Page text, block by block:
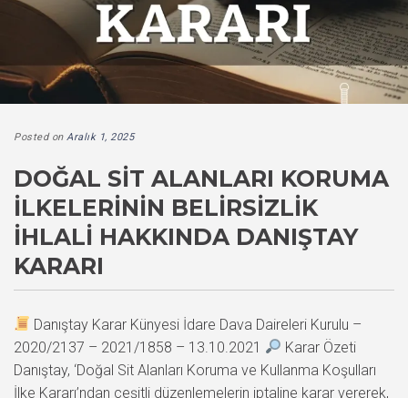
Posted on Aralık 1, 2025
DOĞAL SIT ALANLARI KORUMA
İLKELERININ BELIRSIZLIK
İHLALI HAKKINDA DANIŞTAY
KARARI
Danıştay Karar Künyesi İdare Dava Daireleri Kurulu –
2020/2137 – 2021/1858 – 13.10.2021
Karar Özeti
Danıştay, ‘Doğal Sit Alanları Koruma ve Kullanma Koşulları
İlke Kararı’ndan çeşitli düzenlemelerin iptaline karar vererek,